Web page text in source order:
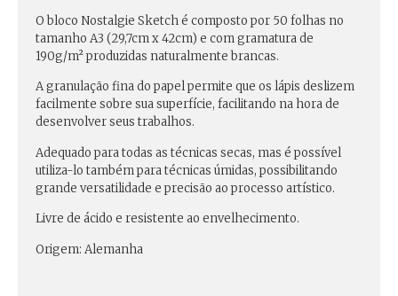
O bloco Nostalgie Sketché composto por 50 folhas no
tamanho A3 (29,7cm x 42cm) e com gramatura de
190g/m² produzidas naturalmente brancas.
A granulação fina do papel permite que os lápis deslizem
facilmente sobre sua superfície, facilitando na hora de
desenvolver seus trabalhos.
Adequado para todas as técnicas secas, mas é possível
utiliza-lo também para técnicas úmidas, possibilitando
grande versatilidade e precisão ao processo artístico.
Livre de ácido e resistente ao envelhecimento.
Origem: Alemanha